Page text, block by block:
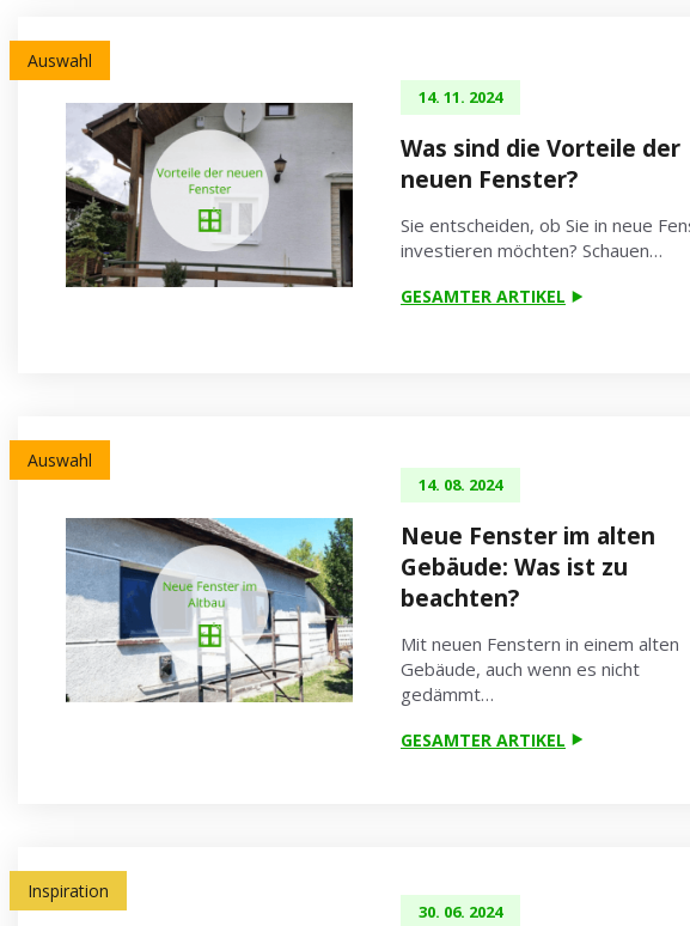
Auswahl
14. 11. 2024
Was sind die Vorteile der
neuen Fenster?
Sie entscheiden, ob Sie in neue
investieren möchten? Schauen…
GESAMTER ARTIKEL
Auswahl
14. 08. 2024
Neue Fenster im alten
Gebäude: Was ist zu
beachten?
Mit neuen Fenstern in einem alten
Gebäude, auch wenn es nicht
gedämmt…
GESAMTER ARTIKEL
Inspiration
30. 06. 2024